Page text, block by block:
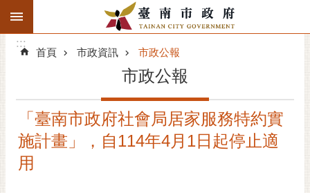
跳到主要內容區塊
搜
階
精彩府城
市府動態
:::
:::
首頁 市政資訊 市政公報
市政公報
「臺南市政府社會局居家服務特約實
施計畫」，自114年4月1日起停止適
用